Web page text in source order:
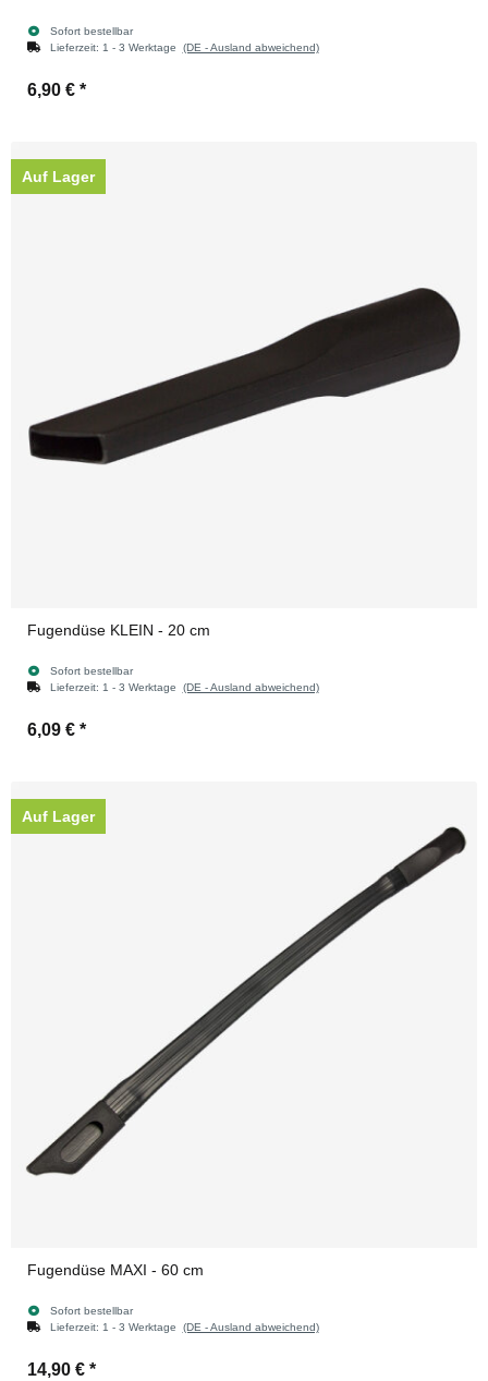
Sofort bestellbar
Lieferzeit: 1 - 3 Werktage (DE - Ausland abweichend)
6,90 € *
Auf Lager
Fugendüse KLEIN - 20 cm
Sofort bestellbar
Lieferzeit: 1 - 3 Werktage (DE - Ausland abweichend)
6,09 € *
Auf Lager
Fugendüse MAXI - 60 cm
Sofort bestellbar
Lieferzeit: 1 - 3 Werktage (DE - Ausland abweichend)
14,90 € *